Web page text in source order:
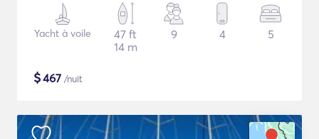
Yacht à voile
47 ft
14 m
9 4 5
$467 /nuit